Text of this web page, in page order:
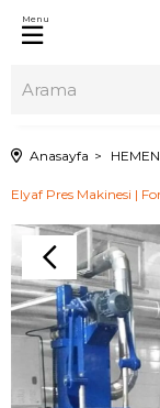
Menu
Anasayfa
Elyaf Pres Makinesi |